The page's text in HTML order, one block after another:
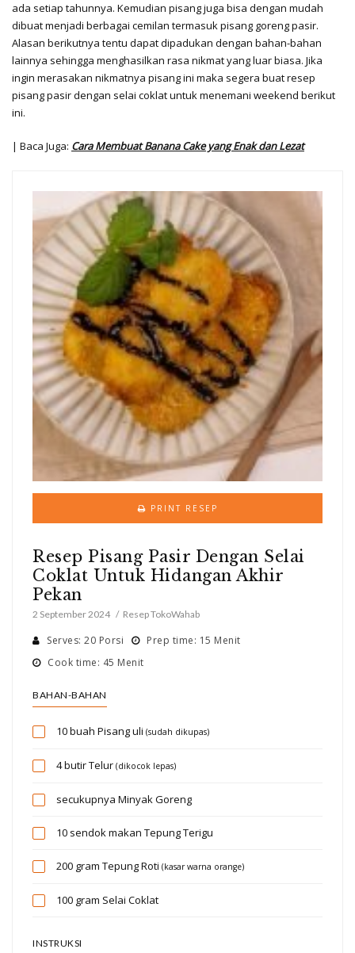
ada setiap tahunnya. Kemudian pisang juga bisa dengan mudah
dibuat menjadi berbagai cemilan termasuk pisang goreng pasir.
Alasan berikutnya tentu dapat dipadukan dengan bahan-bahan
lainnya sehingga menghasilkan rasa nikmat yang luar biasa. Jika
ingin merasakan nikmatnya pisang ini maka segera buat resep
pisang pasir dengan selai coklat untuk menemani weekend berikut
ini.
| Baca Juga: Cara Membuat Banana Cake yang Enak dan Lezat
PRINT RESEP
Resep Pisang Pasir Dengan Selai
Coklat Untuk Hidangan Akhir
Pekan
2 September 2024 Resep TokoWahab
Serves: 20 Porsi
Prep time: 15 Menit
Cook time: 45 Menit
BAHAN-BAHAN
10 buah Pisang uli (sudah dikupas)
4 butirTelur (dikocok lepas)
secukupnya Minyak Goreng
10 sendok makan Tepung Terigu
200 gram Tepung Roti (kasar warna orange)
100 gram Selai Coklat
INSTRUKSI